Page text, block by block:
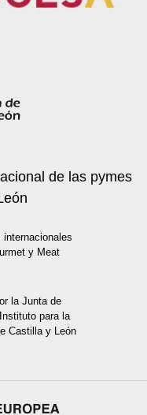
de las pymes
y Meat
la Junta de
para la
Castilla y León